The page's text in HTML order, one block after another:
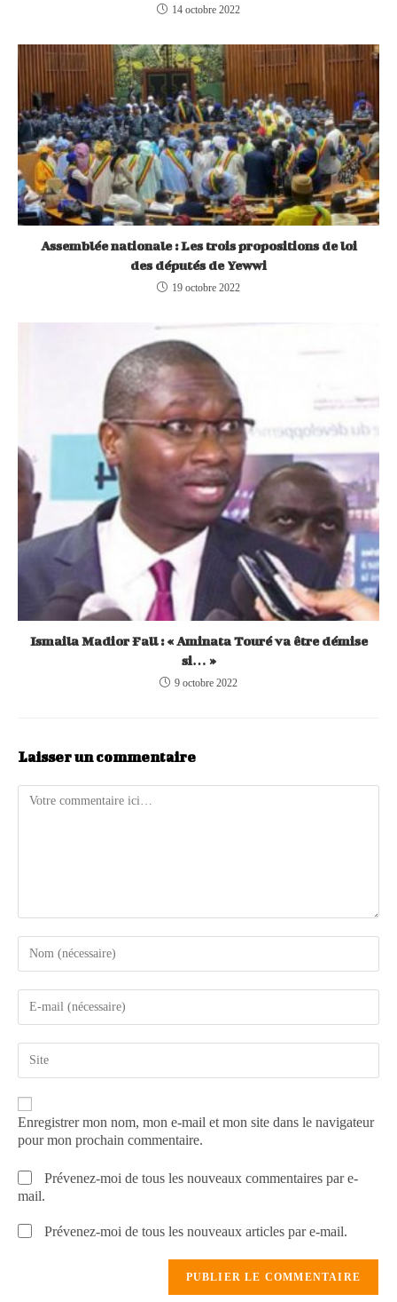
14 octobre 2022
Assemblée nationale : Les trois propositions de loi
des députés de Yewwi
19 octobre 2022
Ismaila Madior Fall : « Aminata Touré va être démise
si… »
9 octobre 2022
Laisser un commentaire
Enregistrer mon nom, mon e-mail et mon site dans le navigateur
pour mon prochain commentaire.
Prévenez-moi de tous les nouveaux commentaires par e-
mail.
Prévenez-moi de tous les nouveaux articles par e-mail.